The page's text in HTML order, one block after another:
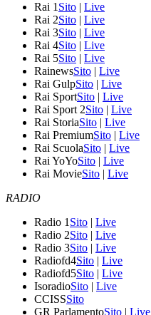
Rai 1 Sito | Live
Rai 2Sito | Live
Rai 3Sito | Live
Rai 4Sito | Live
Rai 5Sito | Live
RainewsSito | Live
Rai GulpSito | Live
Rai SportSito | Live
Rai Sport 2Sito | Live
Rai StoriaSito | Live
Rai PremiumSito | Live
Rai ScuolaSito | Live
Rai YoYoSito | Live
Rai MovieSito | Live
RADIO
Radio 1 Sito | Live
Radio 2Sito | Live
Radio 3Sito | Live
Radiofd4Sito | Live
Radiofd5Sito | Live
IsoradioSito | Live
CCISSSito
GR ParlamentoSito | Live